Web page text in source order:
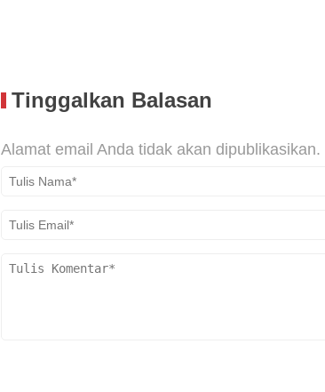
Tinggalkan Balasan
Alamat email Anda tidak akan dipublikasikan.